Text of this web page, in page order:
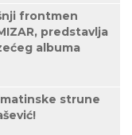
frontmen
predstavlja
albuma
strune